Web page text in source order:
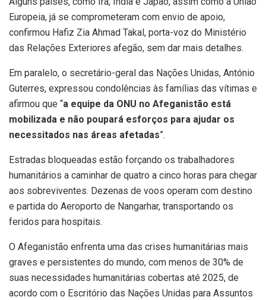
Europeia, já se comprometeram com envio de apoio,
confirmou Hafiz Zia Ahmad Takal, porta-voz do Ministério
das Relações Exteriores afegão, sem dar mais detalhes.
Em paralelo, o secretário-geral das Nações Unidas, António
Guterres, expressou condolências às famílias das vítimas e
afirmou que “a equipe da ONU no Afeganistão está
mobilizada e não poupará esforços para ajudar os
necessitados nas áreas afetadas”.
Estradas bloqueadas estão forçando os trabalhadores
humanitários a caminhar de quatro a cinco horas para chegar
aos sobreviventes. Dezenas de voos operam com destino
e partida do Aeroporto de Nangarhar, transportando os
feridos para hospitais.
O Afeganistão enfrenta uma das crises humanitárias mais
graves e persistentes do mundo, com menos de 30% de
suas necessidades humanitárias cobertas até 2025, de
acordo com o Escritório das Nações Unidas para Assuntos